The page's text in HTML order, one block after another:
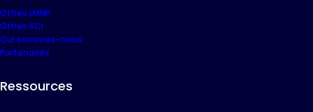
Offres LMNP
Offres SCI
Qui sommes-nous
Partenaires
Ressources